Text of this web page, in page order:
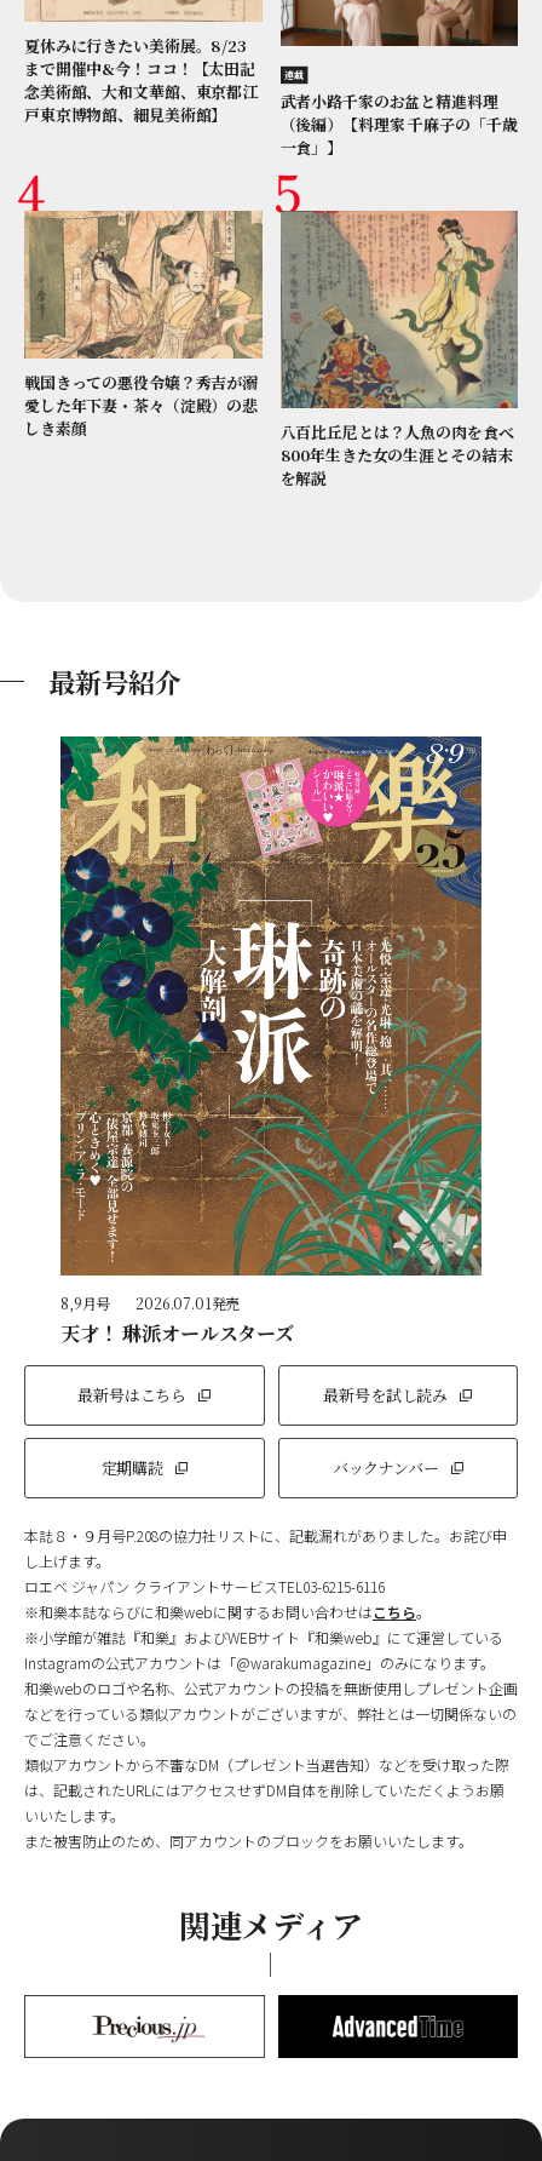
夏休みに行きたい美術展。8/23
まで開催中&今！ココ！【太田記
念美術館、大和文華館、東京都江
戸東京博物館、細見美術館】
連載
武者小路千家のお盆と精進料理
（後編）【料理家 千麻子の「千歳
一食」】
戦国きっての悪役令嬢？秀吉が溺
愛した年下妻・茶々（淀殿）の悲
しき素顔
八百比丘尼とは？人魚の肉を食べ
800年生きた女の生涯とその結末
を解説
最新号紹介
8,9月号 2026.07.01発売
天才！ 琳派オールスターズ
最新号はこちら 最新号を試し読み
定期購読 バックナンバー
本誌８・９月号P.208の協力社リストに、記載漏れがありました。お詫び申
し上げます。
ロエベ ジャパン クライアントサービスTEL03-6215-6116
※和樂本誌ならびに和樂webに関するお問い合わせはこちら。
※小学館が雑誌『和樂』およびWEBサイト『和樂web』にて運営している
Instagramの公式アカウントは「@warakumagazine」のみになります。
和樂webのロゴや名称、公式アカウントの投稿を無断使用しプレゼント企画
などを行っている類似アカウントがございますが、弊社とは一切関係ないの
でご注意ください。
類似アカウントから不審なDM（プレゼント当選告知）などを受け取った際
は、記載されたURLにはアクセスせずDM自体を削除していただくようお願
いいたします。
また被害防止のため、同アカウントのブロックをお願いいたします。
関連メディア